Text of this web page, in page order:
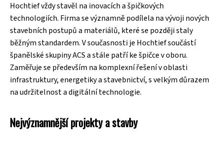
Hochtief vždy stavěl na inovacích a špičkových
technologiích. Firma se významně podílela na vývoji nových
stavebních postupů a materiálů, které se později staly
běžným standardem. V současnosti je Hochtief součástí
španělské skupiny ACS a stále patří ke špičce v oboru.
Zaměřuje se především na komplexní řešení v oblasti
infrastruktury, energetiky a stavebnictví, s velkým důrazem
na udržitelnost a digitální technologie.
Nejvýznamnější projekty a stavby